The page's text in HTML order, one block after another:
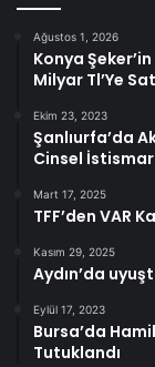
Ağustos 1, 2026
Konya
Milyar Tl’Ye
Ekim 23, 2023
Şanlıurfa’da
Cinsel
Mart 17, 2025
TFF’den VAR
Kasım 29, 2025
Aydın’da
Eylül 17, 2023
Bursa’da
Tutuklandı